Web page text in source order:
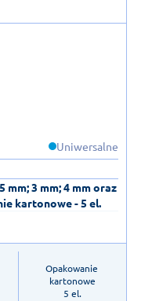
Uniwersalne
3 mm; 4 mm oraz
kartonowe - 5 el.
Opakowanie
kartonowe
5 el.